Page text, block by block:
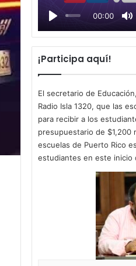
00:00
¡Participa aquí!
El secretario de
Radio Isla 1320, que las
para recibir a los
presupuestario de $1,200
escuelas de Puerto Rico
estudiantes en este inicio